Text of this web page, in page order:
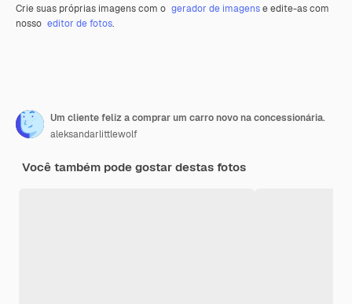
Crie suas próprias imagens com o gerador de imagense edite-as com
nosso editor de fotos.
Um cliente feliz a comprar um carro novo na concessionária.
aleksandarlittlewolf
Você também pode gostar destas fotos